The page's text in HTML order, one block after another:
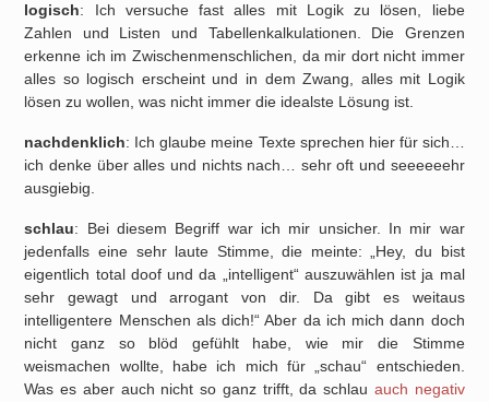
logisch: Ich versuche fast alles mit Logik zu lösen, liebe
Zahlen und Listen und Tabellenkalkulationen. Die Grenzen
erkenne ich im Zwischenmenschlichen, da mir dort nicht immer
alles so logisch erscheint und in dem Zwang, alles mit Logik
lösen zu wollen, was nicht immer die idealste Lösung ist.
nachdenklich: Ich glaube meine Texte sprechen hier für sich…
ich denke über alles und nichts nach… sehr oft und seeeeeehr
ausgiebig.
schlau: Bei diesem Begriff war ich mir unsicher. In mir war
jedenfalls eine sehr laute Stimme, die meinte: „Hey, du bist
eigentlich total doof und da „intelligent“ auszuwählen ist ja mal
sehr gewagt und arrogant von dir. Da gibt es weitaus
intelligentere Menschen als dich!“ Aber da ich mich dann doch
nicht ganz so blöd gefühlt habe, wie mir die Stimme
weismachen wollte, habe ich mich für „schau“ entschieden.
Was es aber auch nicht so ganz trifft, da schlau auch negativ